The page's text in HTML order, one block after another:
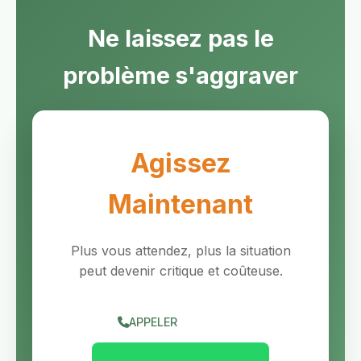
Ne laissez pas le
problème s'aggraver
Agissez
Maintenant
Plus vous attendez, plus la situation
peut devenir critique et coûteuse.
APPELER